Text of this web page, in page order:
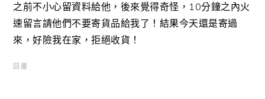
之前不小心留資料給他，後來覺得奇怪，10分鐘之內火
速留言請他們不要寄貨品給我了！結果今天還是寄過
來，好險我在家，拒絕收貨！
回覆